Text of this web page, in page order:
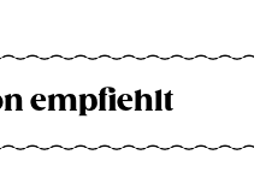
empfiehlt